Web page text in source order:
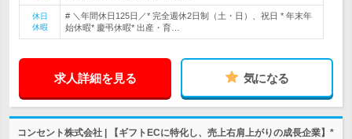
休日
休暇
# ＼年間休日125日／* 完全週休2日制（土・日）、祝日 * 年末年
始休暇* 慶弔休暇* 出産・育…
求人詳細を見る 気になる
コンセント株式会社 | 【ギフトECに特化し、売上右肩上がりの成長企業】*